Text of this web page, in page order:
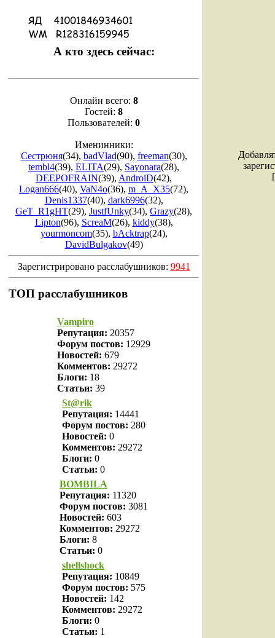
А кто здесь сейчас:
Онлайн всего: 8
Гостей: 8
Пользователей: 0
Именинники:
Сестрюня(34), badVlad(90), freeman(30),
tembl4(39), ELITA(29), Sayonara(28),
DEEPOFRAIN(39), AndroiD(42),
Logan666(40), VaN4o(36), m_A_X35(72),
Denis1337(40), dark6996(32),
GeT_R1gHT(29), JustfUnky(34), Grazy(28),
Lipton(96), ScreaM(26), kiddy(38),
yourmoncom(35), bAcktrap(24),
DavidBulgakov(49)
Зарегистрировано расслабушников: 9941
ТОП расслабушников
Vampiro
Репутация: 20357
Форум постов: 12929
Новостей: 679
Комментов: 29272
Блоги: 18
Статьи: 39
St@rik
Репутация: 14441
Форум постов: 280
Новостей: 0
Комментов: 29272
Блоги: 0
Статьи: 0
BOMBILA
Репутация: 11320
Форум постов: 3081
Новостей: 603
Комментов: 29272
Блоги: 8
Статьи: 0
shellshock
Репутация: 10849
Форум постов: 575
Новостей: 142
Комментов: 29272
Блоги: 0
Статьи: 1